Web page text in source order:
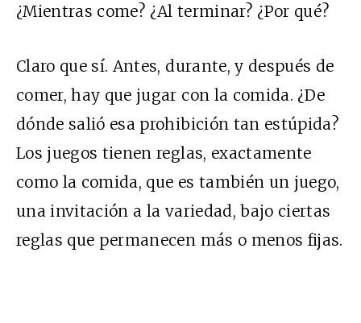
¿Mientras come? ¿Al terminar? ¿Por qué?
Claro que sí. Antes, durante, y después de
comer, hay que jugar con la comida. ¿De
dónde salió esa prohibición tan estúpida?
Los juegos tienen reglas, exactamente
como la comida, que es también un juego,
una invitación a la variedad, bajo ciertas
reglas que permanecen más o menos fijas.